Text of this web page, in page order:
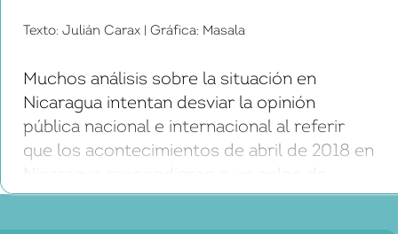
Texto: Julián Carax | Gráfica: Masala
Muchos análisis sobre la situación en
Nicaragua intentan desviar la opinión
pública nacional e internacional al referir
que los acontecimientos de abril de 2018 en
Nicaragua respondieron a un golpe de
Estado promovido por Estados Unidos,